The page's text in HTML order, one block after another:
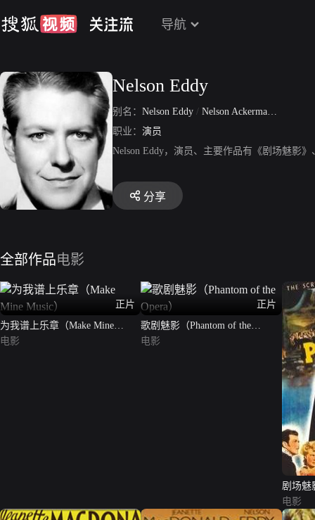
导航
Nelson Eddy
别名： Nelson Eddy / Nelson Ackerman Eddy
职业： 演员
Nelson Eddy，演员、主要作品有《剧场魅影
分享
全部作品电影
正片
为我谱上乐章（Make Mine
Music）
电影
正片
歌剧魅影（Phantom of the
Opera）
电影
剧场魅
电影